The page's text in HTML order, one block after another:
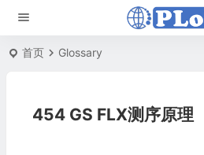
首页 Glossary
454 GS FLX测序原理